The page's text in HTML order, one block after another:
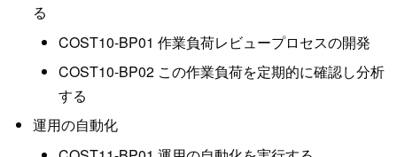
る
COST10-BP01 作業負荷レビュープロセスの開発
COST10-BP02 この作業負荷を定期的に確認し分析
する
運用の自動化